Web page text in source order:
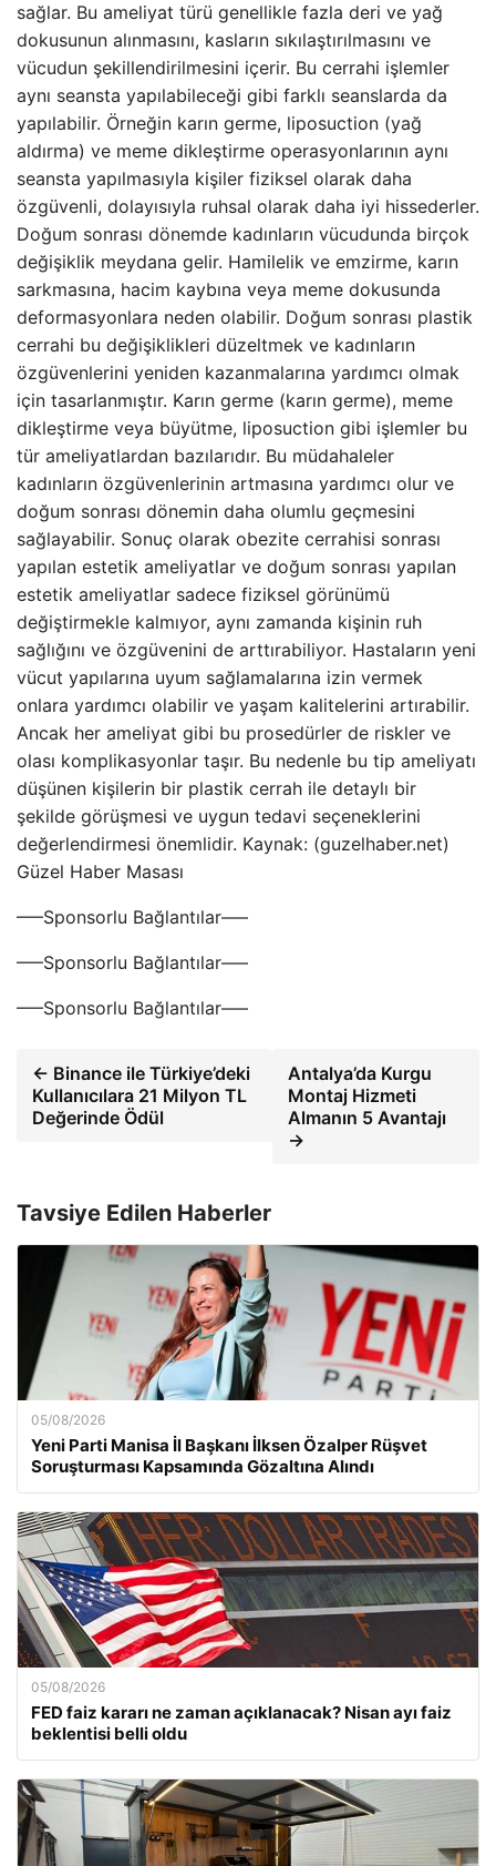
sağlar. Bu ameliyat türü genellikle fazla deri ve yağ
dokusunun alınmasını, kasların sıkılaştırılmasını ve
vücudun şekillendirilmesini içerir. Bu cerrahi işlemler
aynı seansta yapılabileceği gibi farklı seanslarda da
yapılabilir. Örneğin karın germe, liposuction (yağ
aldırma) ve meme dikleştirme operasyonlarının aynı
seansta yapılmasıyla kişiler fiziksel olarak daha
özgüvenli, dolayısıyla ruhsal olarak daha iyi hissederler.
Doğum sonrası dönemde kadınların vücudunda birçok
değişiklik meydana gelir. Hamilelik ve emzirme, karın
sarkmasına, hacim kaybına veya meme dokusunda
deformasyonlara neden olabilir. Doğum sonrası plastik
cerrahi bu değişiklikleri düzeltmek ve kadınların
özgüvenlerini yeniden kazanmalarına yardımcı olmak
için tasarlanmıştır. Karın germe (karın germe), meme
dikleştirme veya büyütme, liposuction gibi işlemler bu
tür ameliyatlardan bazılarıdır. Bu müdahaleler
kadınların özgüvenlerinin artmasına yardımcı olur ve
doğum sonrası dönemin daha olumlu geçmesini
sağlayabilir. Sonuç olarak obezite cerrahisi sonrası
yapılan estetik ameliyatlar ve doğum sonrası yapılan
estetik ameliyatlar sadece fiziksel görünümü
değiştirmekle kalmıyor, aynı zamanda kişinin ruh
sağlığını ve özgüvenini de arttırabiliyor. Hastaların yeni
vücut yapılarına uyum sağlamalarına izin vermek
onlara yardımcı olabilir ve yaşam kalitelerini artırabilir.
Ancak her ameliyat gibi bu prosedürler de riskler ve
olası komplikasyonlar taşır. Bu nedenle bu tip ameliyatı
düşünen kişilerin bir plastik cerrah ile detaylı bir
şekilde görüşmesi ve uygun tedavi seçeneklerini
değerlendirmesi önemlidir. Kaynak: (guzelhaber.net)
Güzel Haber Masası
—–Sponsorlu Bağlantılar—–
—–Sponsorlu Bağlantılar—–
—–Sponsorlu Bağlantılar—–
← Binance ile Türkiye’deki
Kullanıcılara 21 Milyon TL
Değerinde Ödül
Antalya’da Kurgu
Montaj Hizmeti
Almanın 5 Avantajı
→
Tavsiye Edilen Haberler
05/08/2026
Yeni Parti Manisa İl Başkanı İlksen Özalper Rüşvet
Soruşturması Kapsamında Gözaltına Alındı
05/08/2026
FED faiz kararı ne zaman açıklanacak? Nisan ayı faiz
beklentisi belli oldu